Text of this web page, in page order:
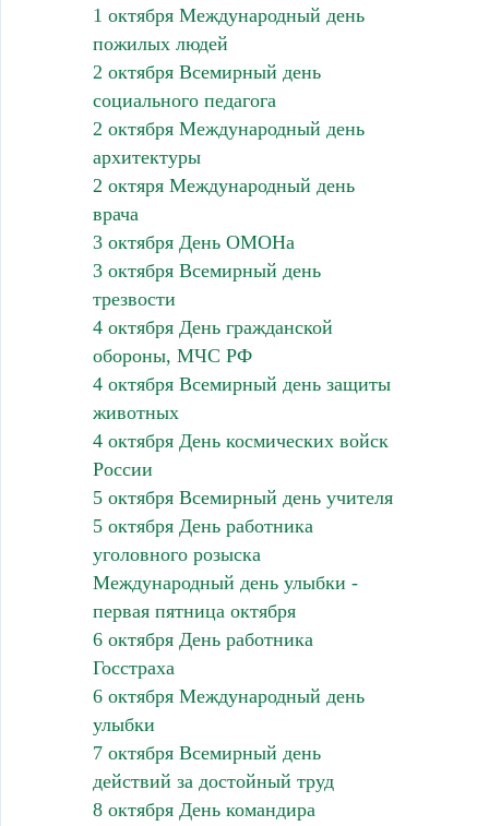
1 октября Международный день
пожилых людей
2 октября Всемирный день
социального педагога
2 октября Международный день
архитектуры
2 октяря Международный день
врача
3 октября День ОМОНа
3 октября Всемирный день
трезвости
4 октября День гражданской
обороны, МЧС РФ
4 октября Всемирный день защиты
животных
4 октября День космических войск
России
5 октября Всемирный день учителя
5 октября День работника
уголовного розыска
Международный день улыбки -
первая пятница октября
6 октября День работника
Госстраха
6 октября Международный день
улыбки
7 октября Всемирный день
действий за достойный труд
8 октября День командира